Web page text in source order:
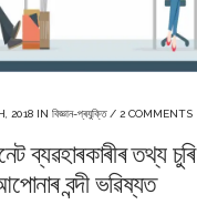
2018 IN বিজ্ঞান-প্ৰযুক্তি/ 2 COMMENTS
ব্যৱহাৰকাৰীৰ তথ্য চুৰি
বন্দী ভৱিষ্যত